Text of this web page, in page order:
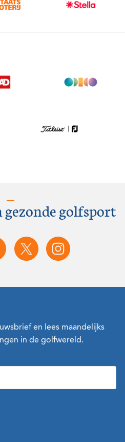
gezonde golfsport
en lees maandelijks
in de golfwereld.